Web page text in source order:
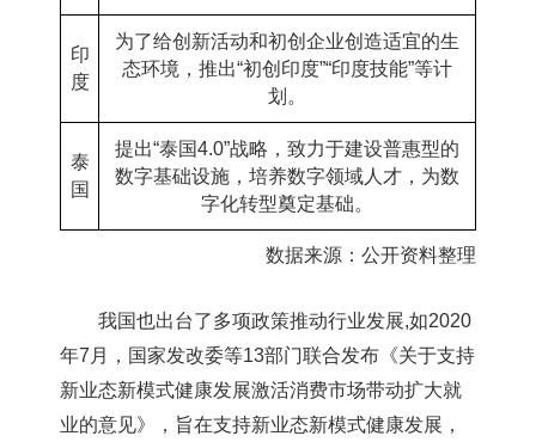
印
度
为了给创新活动和初创企业创造适宜的生
态环境，推出“初创 印度”“印度技能”等计
划。
泰
国
提出“泰国4.0”战略，致力于建设普惠型的
数字基础设施，培养数字领域人才，为数
字化转型奠定基础。
数据来源：公开资料整理
我国也出台了多项政策推动行业发展,如2020
年7月，国家发改委等13部门联合发布《关于支持
新业态新模式健康发展激活消费市场带动扩大就
业的意见》，旨在支持新业态新模式健康发展，